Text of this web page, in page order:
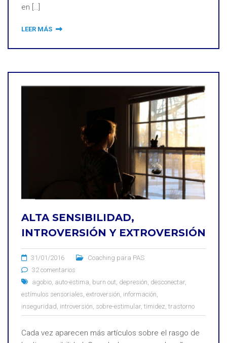
en […]
LEER MÁS
ALTA SENSIBILIDAD,
INTROVERSIÓN Y EXTROVERSIÓN
31/01/2016
Coaching para PAS
32 comentarios
agobio auto-estima burn out depresión desconectar,
estímulos sensoriales extroversión información
inseguridad introversión sobre-estimular, timidez trastorno
Cada vez aparecen más artículos sobre el rasgo de